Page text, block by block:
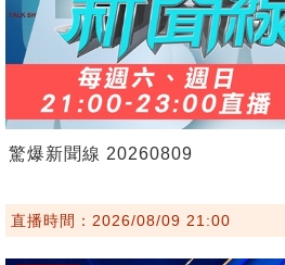
驚爆新聞線 20260809
直播時間：2026/08/09 21:00